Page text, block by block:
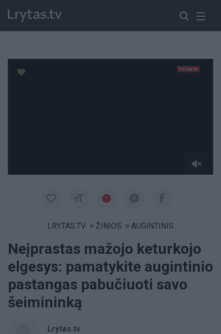
LRYTAS.TV > ŽINIOS > AUGINTINIS
Neįprastas mažojo keturkojo
elgesys: pamatykite augintinio
pastangas pabučiuoti savo
šeimininką
Lrytas.tv